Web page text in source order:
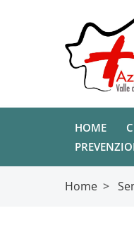
HOME
Home >